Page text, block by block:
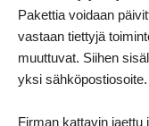
Pakettia voidaan
vastaan tiettyjä
muuttuvat. Siihen
yksi sähköpostiosoite.
Firman kattavin jaettu